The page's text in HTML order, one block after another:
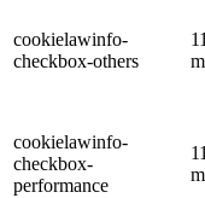
cookielawinfo-
checkbox-others
11
cookielawinfo-
checkbox-
performance
11